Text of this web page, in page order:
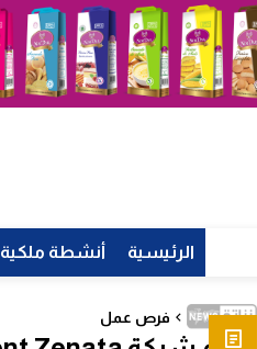
الرئيسية أنشطة ملكية
فرص عمل